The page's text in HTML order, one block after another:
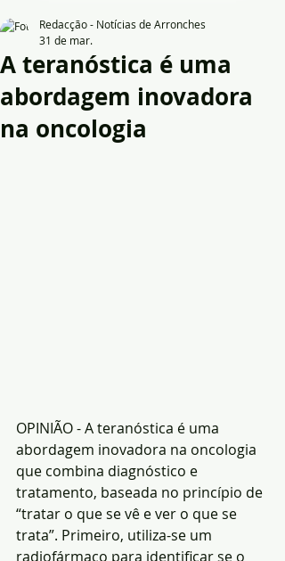
A teranóstica é uma
abordagem inovadora
na oncologia
Redacção - Notícias de Arronches
31 de mar.
OPINIÃO - A teranóstica é uma
abordagem inovadora na oncologia
que combina diagnóstico e
tratamento, baseada no princípio de
“tratar o que se vê e ver o que se
trata”. Primeiro, utiliza-se um
radiofármaco para identificar se o